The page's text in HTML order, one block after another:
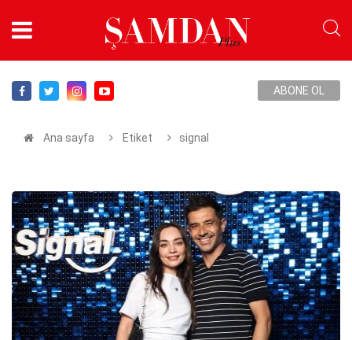
ABONE OL
Ana sayfa Etiket signal